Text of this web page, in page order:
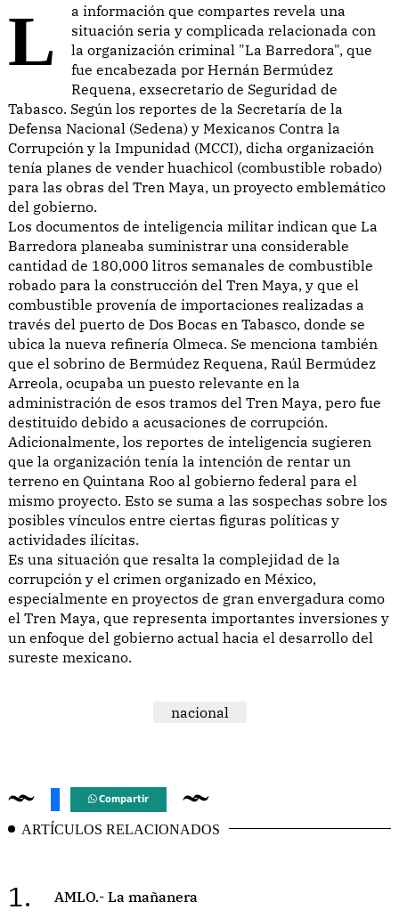
La información que compartes revela una
situación seria y complicada relacionada con
la organización criminal "La Barredora", que
fue encabezada por Hernán Bermúdez
Requena, exsecretario de Seguridad de
Tabasco. Según los reportes de la Secretaría de la
Defensa Nacional (Sedena) y Mexicanos Contra la
Corrupción y la Impunidad (MCCI), dicha organización
tenía planes de vender huachicol (combustible robado)
para las obras del Tren Maya, un proyecto emblemático
del gobierno.
Los documentos de inteligencia militar indican que La
Barredora planeaba suministrar una considerable
cantidad de 180,000 litros semanales de combustible
robado para la construcción del Tren Maya, y que el
combustible provenía de importaciones realizadas a
través del puerto de Dos Bocas en Tabasco, donde se
ubica la nueva refinería Olmeca. Se menciona también
que el sobrino de Bermúdez Requena, Raúl Bermúdez
Arreola, ocupaba un puesto relevante en la
administración de esos tramos del Tren Maya, pero fue
destituido debido a acusaciones de corrupción.
Adicionalmente, los reportes de inteligencia sugieren
que la organización tenía la intención de rentar un
terreno en Quintana Roo al gobierno federal para el
mismo proyecto. Esto se suma a las sospechas sobre los
posibles vínculos entre ciertas figuras políticas y
actividades ilícitas.
Es una situación que resalta la complejidad de la
corrupción y el crimen organizado en México,
especialmente en proyectos de gran envergadura como
el Tren Maya, que representa importantes inversiones y
un enfoque del gobierno actual hacia el desarrollo del
sureste mexicano.
nacional
Compartir
ARTÍCULOS RELACIONADOS
1. AMLO.- La mañanera